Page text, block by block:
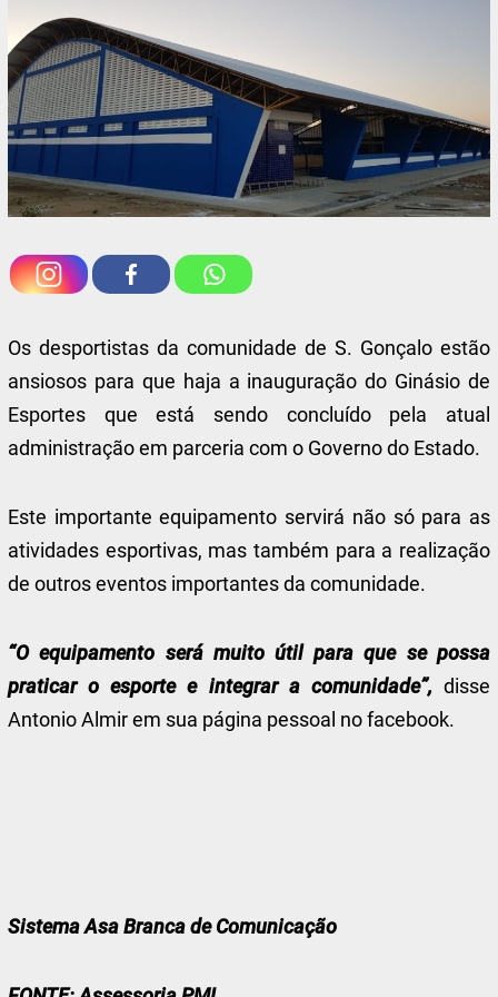
Os desportistas da comunidade de S. Gonçalo estão
ansiosos para que haja a inauguração do Ginásio de
Esportes que está sendo concluído pela atual
administração em parceria com o Governo do Estado.
Este importante equipamento servirá não só para as
atividades esportivas, mas também para a realização
de outros eventos importantes da comunidade.
“O equipamento será muito útil para que se possa
praticar o esporte e integrar a comunidade”,disse
Antonio Almir em sua página pessoal no facebook.
Sistema Asa Branca de Comunicação